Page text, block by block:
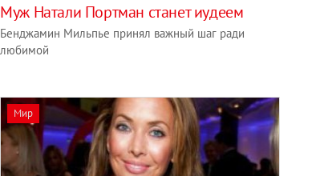
Муж Натали Портман станет иудеем
Бенджамин Мильпье принял важный шаг ради
любимой
Мир